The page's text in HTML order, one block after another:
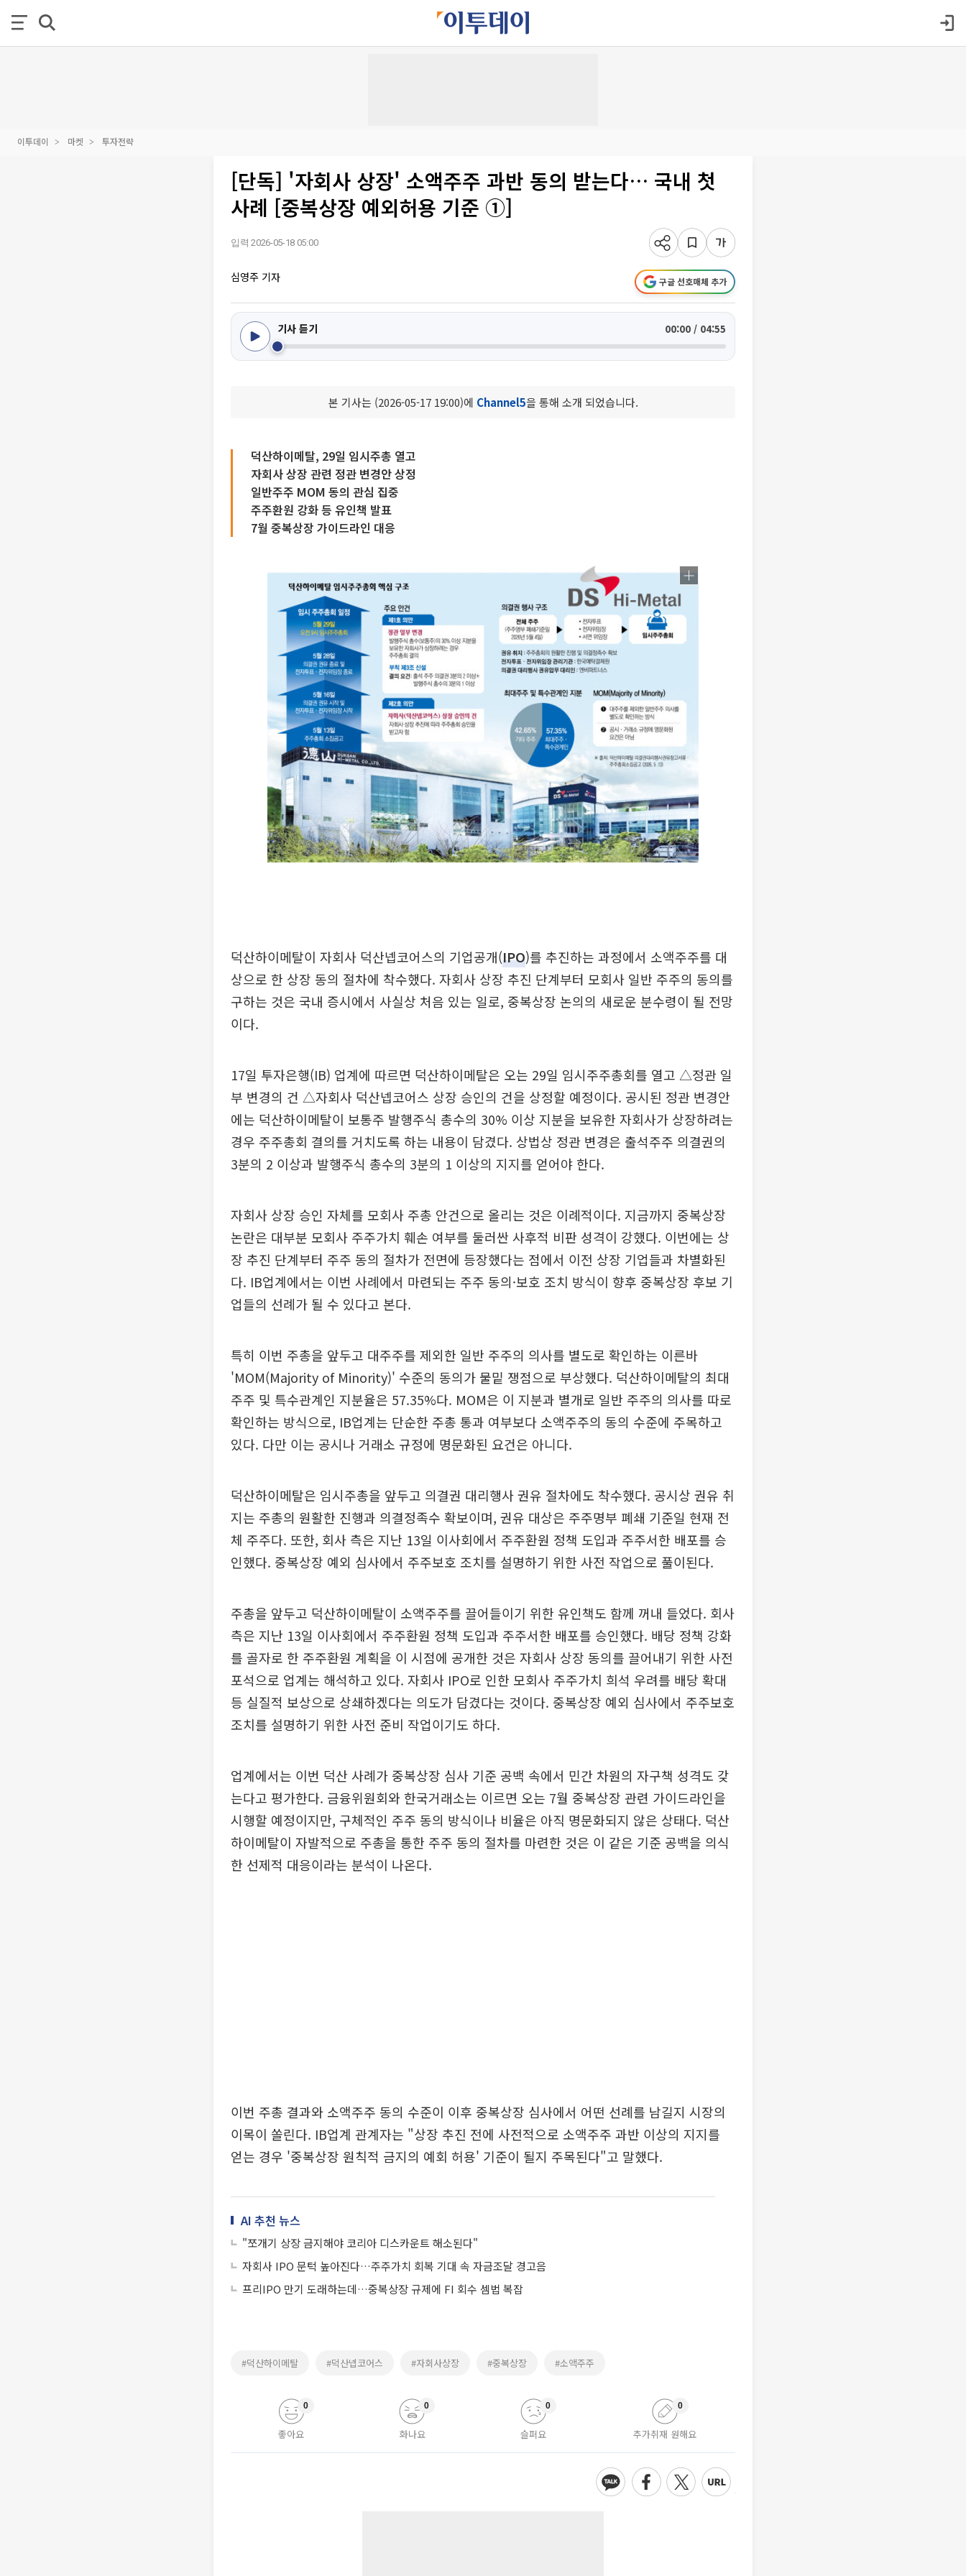
이투데이 마켓 투자전략
[단독] '자회사 상장' 소액주주 과반 동의 받는다… 국내 첫
사례 [중복상장 예외허용 기준 ①]
입력 2026-05-18 05:00
심영주 기자 구글 선호매체 추가
기사 듣기 00:00 / 04:55
본 기사는 (2026-05-17 19:00)에 Channel5을 통해 소개 되었습니다.
덕산하이메탈, 29일 임시주총 열고
자회사 상장 관련 정관 변경안 상정
일반주주 MOM 동의 관심 집중
주주환원 강화 등 유인책 발표
7월 중복상장 가이드라인 대응
덕산하이메탈이 자회사 덕산넵코어스의 기업공개(IPO)를 추진하는 과정에서 소액주주를 대
상으로 한 상장 동의 절차에 착수했다. 자회사 상장 추진 단계부터 모회사 일반 주주의 동의를
구하는 것은 국내 증시에서 사실상 처음 있는 일로, 중복상장 논의의 새로운 분수령이 될 전망
이다.
17일 투자은행(IB) 업계에 따르면 덕산하이메탈은 오는 29일 임시주주총회를 열고 △정관 일
부 변경의 건 △자회사 덕산넵코어스 상장 승인의 건을 상정할 예정이다. 공시된 정관 변경안
에는 덕산하이메탈이 보통주 발행주식 총수의 30% 이상 지분을 보유한 자회사가 상장하려는
경우 주주총회 결의를 거치도록 하는 내용이 담겼다. 상법상 정관 변경은 출석주주 의결권의
3분의 2 이상과 발행주식 총수의 3분의 1 이상의 지지를 얻어야 한다.
자회사 상장 승인 자체를 모회사 주총 안건으로 올리는 것은 이례적이다. 지금까지 중복상장
논란은 대부분 모회사 주주가치 훼손 여부를 둘러싼 사후적 비판 성격이 강했다. 이번에는 상
장 추진 단계부터 주주 동의 절차가 전면에 등장했다는 점에서 이전 상장 기업들과 차별화된
다. IB업계에서는 이번 사례에서 마련되는 주주 동의·보호 조치 방식이 향후 중복상장 후보 기
업들의 선례가 될 수 있다고 본다.
특히 이번 주총을 앞두고 대주주를 제외한 일반 주주의 의사를 별도로 확인하는 이른바
'MOM(Majority of Minority)' 수준의 동의가 물밑 쟁점으로 부상했다. 덕산하이메탈의 최대
주주 및 특수관계인 지분율은 57.35%다. MOM은 이 지분과 별개로 일반 주주의 의사를 따로
확인하는 방식으로, IB업계는 단순한 주총 통과 여부보다 소액주주의 동의 수준에 주목하고
있다. 다만 이는 공시나 거래소 규정에 명문화된 요건은 아니다.
덕산하이메탈은 임시주총을 앞두고 의결권 대리행사 권유 절차에도 착수했다. 공시상 권유 취
지는 주총의 원활한 진행과 의결정족수 확보이며, 권유 대상은 주주명부 폐쇄 기준일 현재 전
체 주주다. 또한, 회사 측은 지난 13일 이사회에서 주주환원 정책 도입과 주주서한 배포를 승
인했다. 중복상장 예외 심사에서 주주보호 조치를 설명하기 위한 사전 작업으로 풀이된다.
주총을 앞두고 덕산하이메탈이 소액주주를 끌어들이기 위한 유인책도 함께 꺼내 들었다. 회사
측은 지난 13일 이사회에서 주주환원 정책 도입과 주주서한 배포를 승인했다. 배당 정책 강화
를 골자로 한 주주환원 계획을 이 시점에 공개한 것은 자회사 상장 동의를 끌어내기 위한 사전
포석으로 업계는 해석하고 있다. 자회사 IPO로 인한 모회사 주주가치 희석 우려를 배당 확대
등 실질적 보상으로 상쇄하겠다는 의도가 담겼다는 것이다. 중복상장 예외 심사에서 주주보호
조치를 설명하기 위한 사전 준비 작업이기도 하다.
업계에서는 이번 덕산 사례가 중복상장 심사 기준 공백 속에서 민간 차원의 자구책 성격도 갖
는다고 평가한다. 금융위원회와 한국거래소는 이르면 오는 7월 중복상장 관련 가이드라인을
시행할 예정이지만, 구체적인 주주 동의 방식이나 비율은 아직 명문화되지 않은 상태다. 덕산
하이메탈이 자발적으로 주총을 통한 주주 동의 절차를 마련한 것은 이 같은 기준 공백을 의식
한 선제적 대응이라는 분석이 나온다.
이번 주총 결과와 소액주주 동의 수준이 이후 중복상장 심사에서 어떤 선례를 남길지 시장의
이목이 쏠린다. IB업계 관계자는 "상장 추진 전에 사전적으로 소액주주 과반 이상의 지지를
얻는 경우 '중복상장 원칙적 금지의 예회 허용' 기준이 될지 주목된다"고 말했다.
AI 추천 뉴스
"쪼개기 상장 금지해야 코리아 디스카운트 해소된다"
자회사 IPO 문턱 높아진다…주주가치 회복 기대 속 자금조달 경고음
프리IPO 만기 도래하는데…중복상장 규제에 FI 회수 셈법 복잡
#덕산하이메탈 #덕산넵코어스 #자회사상장 #중복상장 #소액주주
좋아요
0
화나요
0
슬퍼요
0
추가취재 원해요
0